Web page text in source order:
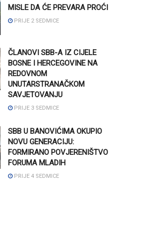
MISLE DA ĆE PREVARA PROĆI
PRIJE 2 SEDMICE
ČLANOVI SBB-A IZ CIJELE
BOSNE I HERCEGOVINE NA
REDOVNOM
UNUTARSTRANAČKOM
SAVJETOVANJU
PRIJE 3 SEDMICE
SBB U BANOVIĆIMA OKUPIO
NOVU GENERACIJU:
FORMIRANO POVJERENIŠTVO
FORUMA MLADIH
PRIJE 4 SEDMICE